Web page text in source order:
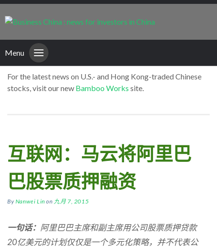
Menu
For the latest news on U.S.- and Hong Kong-traded Chinese
stocks, visit our new Bamboo Works site.
互联网：马云将阿里巴
巴股票质押融资
By Nanwei Lin on 九月 7, 2015
一句话： 阿里巴巴主席和副主席用公司股票质押贷款
20亿美元的计划仅仅是一个多元化策略，并不代表公